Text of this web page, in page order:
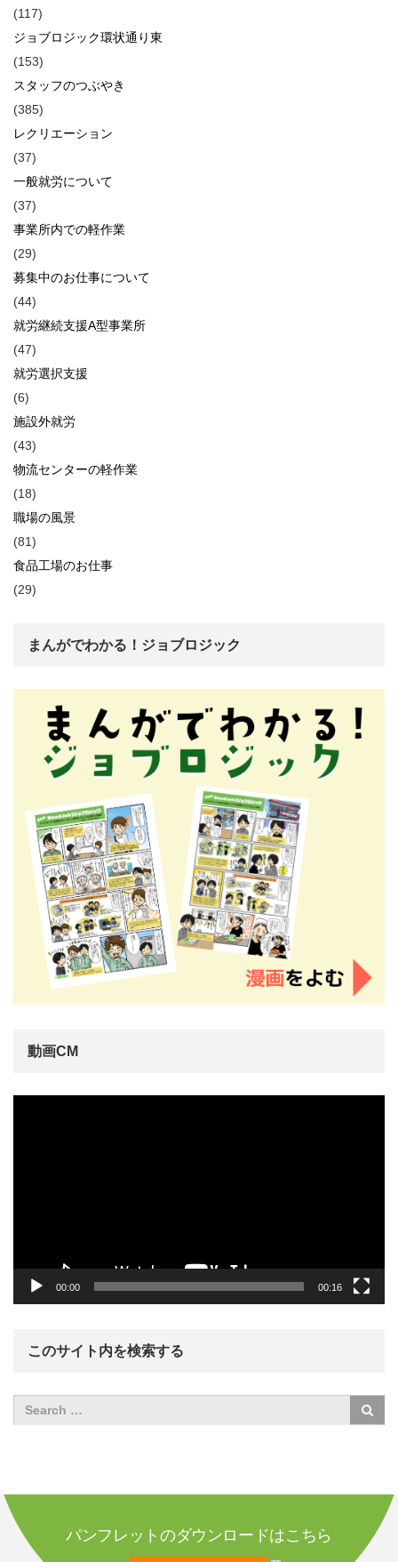
(117)
ジョブロジック環状通り東
(153)
スタッフのつぶやき
(385)
レクリエーション
(37)
一般就労について
(37)
事業所内での軽作業
(29)
募集中のお仕事について
(44)
就労継続支援A型事業所
(47)
就労選択支援
(6)
施設外就労
(43)
物流センターの軽作業
(18)
職場の風景
(81)
食品工場のお仕事
(29)
まんがでわかる！ジョブロジック
動画CM
00:00 00:16
このサイト内を検索する
パンフレットのダウンロードはこちら